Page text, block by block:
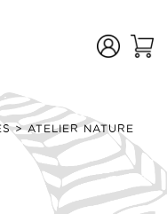
>ATELIER NATURE